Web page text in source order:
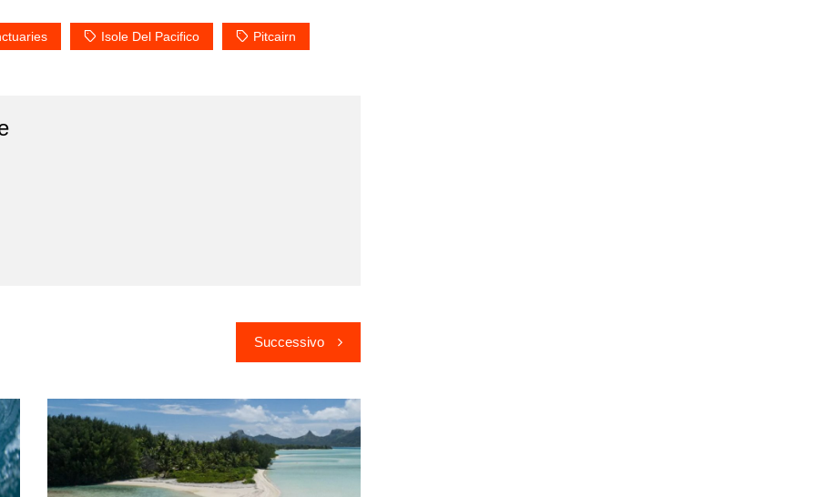
Isole Del Pacifico Pitcairn
Successivo